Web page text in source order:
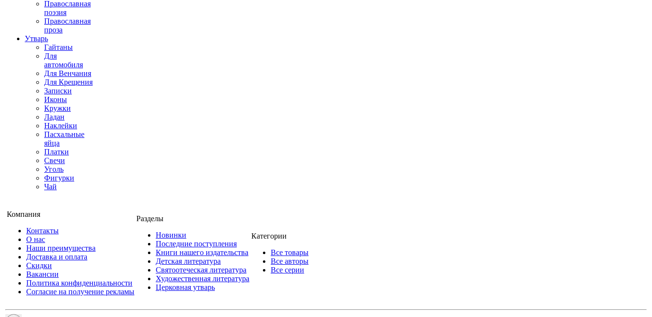
Православная
поэзия
Православная
проза
Утварь
Гайтаны
Для
автомобиля
Для Венчания
Для Крещения
Записки
Иконы
Кружки
Ладан
Наклейки
Пасхальные
яйца
Платки
Свечи
Уголь
Фигурки
Чай
Компания
Контакты
О нас
Наши преимущества
Доставка и оплата
Скидки
Вакансии
Политика конфиденциальности
Согласие на получение рекламы
Разделы
Новинки
Последние поступления
Книги нашего издательства
Детская литература
Святоотеческая литература
Художественная литература
Церковная утварь
Категории
Все товары
Все авторы
Все серии